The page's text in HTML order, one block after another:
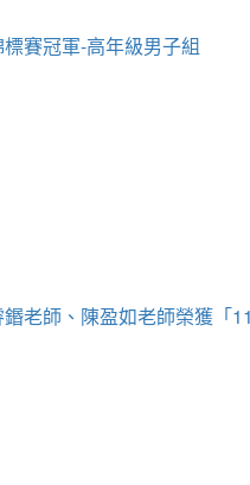
賽冠軍-高年級男子組
老師、陳盈如老師榮獲「